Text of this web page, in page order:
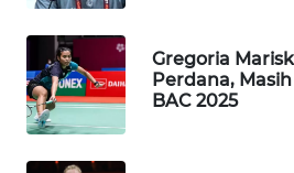
Gregoria
Perdana,
BAC 2025
WAHANA
ADVOKAT
WAHANA